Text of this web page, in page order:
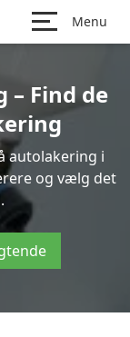
Menu
Find de
autolakering i
og vælg det